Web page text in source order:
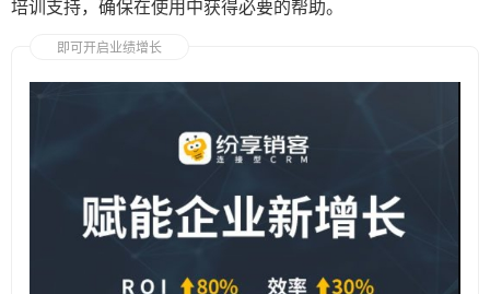
培训支持，确保在使用中获得必要的帮助。
即可开启业绩增长